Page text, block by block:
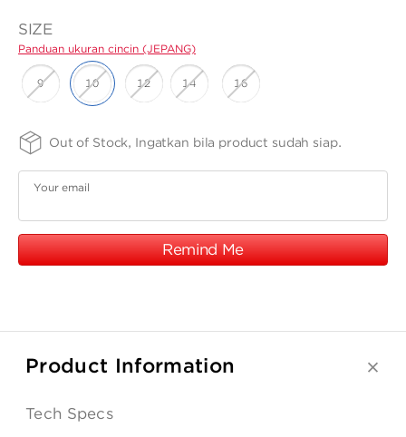
MY ACCOUNT
SIZE
Panduan ukuran cincin (JEPANG)
9 10 12 14 16
FINISHING
-SPRG
Panduan
ukuran cincin
PURITY
-75
Panduan
ukuran
(JEPANG)
Out of Stock, Ingatkan bila product sudah siap.
Your email
Remind Me
Product Information
Tech Specs